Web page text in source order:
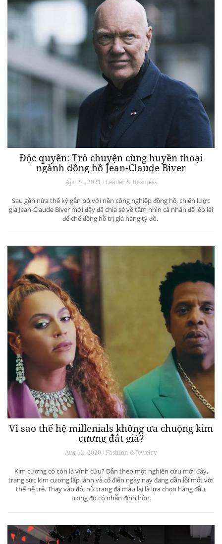
Độc quyền: Trò chuyện cùng huyền thoại
ngành đồng hồ Jean-Claude Biver
Apr 24, 2021 / Leader & Business
Sau gần nửa thế kỷ gắn bó với nền công nghiệp đồng hồ, chiến lược
gia Jean-Claude Biver mới đây đã chia sẻ về tầm nhìn cá nhân để lèo lái
đế chế đồng hồ trị giá hàng tỷ đô.
Vì sao thế hệ millenials không ưa chuộng kim
cương đắt giá?
Aug 12, 2020 / Fashion & Jewelry
Kim cương có còn là vĩnh cửu? Dẫn theo một nghiên cứu mới đây,
trang sức kim cương lấp lánh và cổ điển ngày nay đang dần lỗi mốt với
thế hệ trẻ. Thay vào đó, nữ trang đá màu lại là lựa chọn hàng đầu,
trong đó có nhẫn đính hôn.